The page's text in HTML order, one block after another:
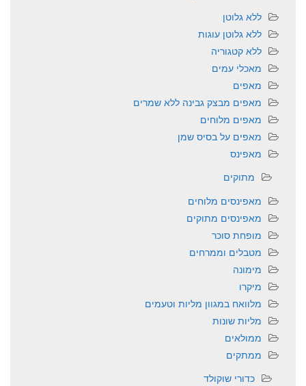
ללא גלוטן
ללא גלוטן עוגות
ללא קטגוריה
מאכלי עמים
מאפים
מאפים מבצק גבינה ללא שמרים
מאפים מלוחים
מאפים על בסיס שמן
מאפינס
מתוקים
מאפינסים מלוחים
מאפינסים מתוקים
מופחת סוכר
מטבלים וממרחים
מימונה
מיקרו
מלוואח במגוון מליות וטעמים
מליות שונות
ממולאים
ממתקים
כדורי שוקולד